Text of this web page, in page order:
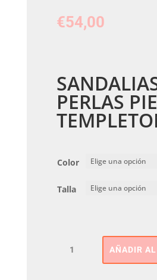
€54,00
PERLAS
Color
Talla
Perlas
AÑADIR